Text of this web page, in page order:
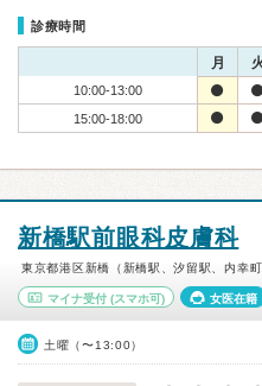
診療時間
月
10:00-13:00
15:00-18:00
新橋駅前眼科皮膚科
東京都港区新橋（新橋駅、汐留駅、内幸町
マイナ受付 (スマホ可) 女医在籍
土曜（〜13:00）